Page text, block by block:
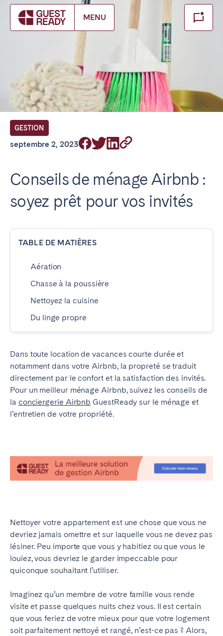
MENU
Make booking
GESTION
septembre 2, 2023
Conseils de ménage Airbnb :
soyez prêt pour vos invités
TABLE DE MATIÈRES
Aération
Chasse à la poussière
Nettoyez la cuisine
Du linge propre
Dans toute location de vacances courte durée et
notamment dans votre Airbnb, la propreté se traduit
directement par le confort et la satisfaction des invités.
Pour un meilleur ménage Airbnb, suivez les conseils de
la conciergerie Airbnb GuestReady sur le ménage et
l’entretien de votre propriété.
Nettoyer votre appartement est une chose que vous ne
devriez jamais omettre et sur laquelle vous ne devez pas
lésiner. Peu importe que vous y habitiez ou que vous le
louiez, vous devriez le garder impeccable pour
quiconque souhaitant l’utiliser.
Imaginez qu’un membre de votre famille vous rende
visite et passe quelques nuits chez vous. Il est certain
que vous feriez de votre mieux pour que votre logement
soit parfaitement nettoyé et rangé, n’est-ce pas ? Alors,
Fermer
FR Select service of interest
Trouvez votre emplacement
ANGLETERRE
Londres
ÉMIRATS ARABES UNIS
Barcelone
Saint-Sébastien
FRANCE
Cannes
Lille
Lyon
Nice
Paris
Braga
Coimbra
Évora
Leiria
Tomar
ROYAUME-UNI